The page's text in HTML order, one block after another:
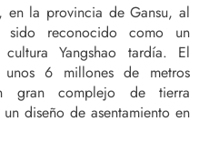
en la provincia de Gansu, al
sido reconocido como un
Yangshao tardía. El
6 millones de metros
gran complejo de tierra
diseño de asentamiento en